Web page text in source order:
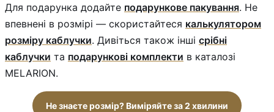
Для подарунка додайте подарункове пакування. Не
впевнені в розмірі — скористайтеся калькулятором
розміру каблучки. Дивіться також інші срібні
каблучки та подарункові комплекти в каталозі
MELARION.
Не знаєте розмір? Виміряйте за 2 хвилини